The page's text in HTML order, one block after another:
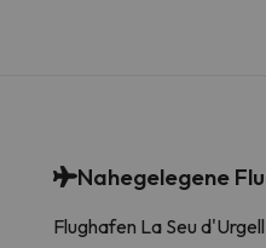
Nahegelegene
Flughafen La Seu